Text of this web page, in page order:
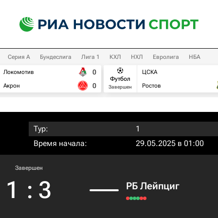
Серия А Бундеслига Лига 1 КХЛ НХЛ Евролига НБА
Локомотив
Акрон
0
0
Футбол
Завершен
ЦСКА
Ростов
Тур:
1
Время начала:
29.05.2025 в 01:00
Завершен
1 : 3 РБ Лейпциг